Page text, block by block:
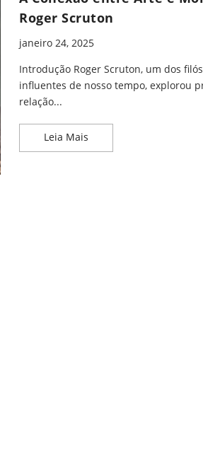
Roger Scruton
janeiro 24, 2025
Introdução Roger Scruton, um dos
influentes de nosso tempo, explorou
relação...
Leia Mais